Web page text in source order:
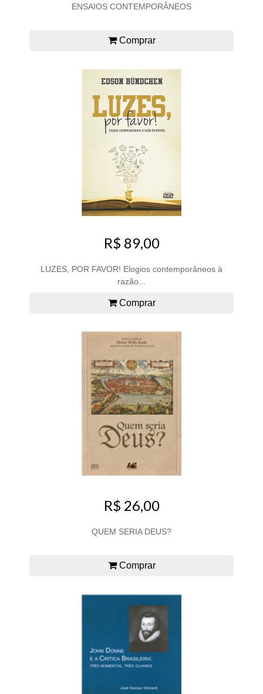
ENSAIOS CONTEMPORÂNEOS
Comprar
R$ 89,00
LUZES, POR FAVOR! Elogios contemporâneos à
razão...
Comprar
R$ 26,00
QUEM SERIA DEUS?
Comprar